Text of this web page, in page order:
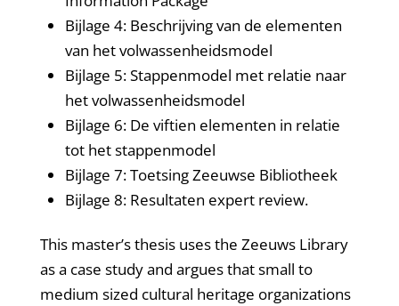
Bijlage 4: Beschrijving van de elementen
van het volwassenheidsmodel
Bijlage 5: Stappenmodel met relatie naar
het volwassenheidsmodel
Bijlage 6: De viftien elementen in relatie
tot het stappenmodel
Bijlage 7: Toetsing Zeeuwse Bibliotheek
Bijlage 8: Resultaten expert review.
This master’s thesis uses the Zeeuws Library
as a case study and argues that small to
medium sized cultural heritage organizations